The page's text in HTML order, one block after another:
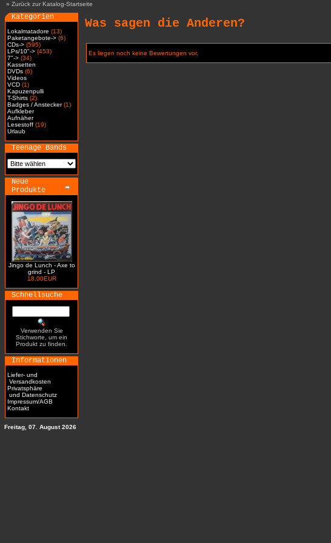
» Zurück zur Katalog-Startseite
Kategorien
Lokalmatadore (13)
Paketangebote-> (6)
CDs-> (595)
LPs/10"-> (453)
7"-> (34)
Kassetten
DVDs (6)
Videos
VCD (1)
Kapuzenpulli
T-Shirts (2)
Badges / Anstecker(1)
Aufkleber
Aufnäher
Lesestoff (19)
Urlaub
Teenage Bands
Neue
Produkte
Jingo de Lunch - Axe to
grind - LP
18.00EUR
Schnellsuche
Verwenden Sie
Stichworte, um ein
Produkt zu finden.
Informationen
Liefer- und
Versandkosten
Privatsphäre
und Datenschutz
Impressum/AGB
Kontakt
Was sagen die Anderen?
Es liegen noch keine Bewertungen vor.
Freitag, 07. August 2026